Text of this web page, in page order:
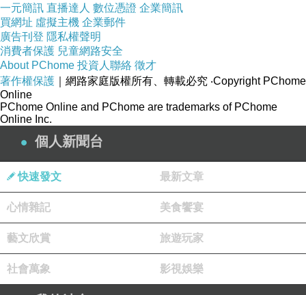
一元簡訊 直播達人 數位憑證 企業簡訊
買網址 虛擬主機 企業郵件
廣告刊登 隱私權聲明
消費者保護 兒童網路安全
About PChome 投資人聯絡 徵才
著作權保護 ｜網路家庭版權所有、轉載必究 ‧Copyright PChome
Online
PChome Online and PChome are trademarks of PChome
Online Inc.
個人新聞台
快速發文 最新文章
心情雜記 美食饗宴
藝文欣賞 旅遊玩家
社會萬象 影視娛樂